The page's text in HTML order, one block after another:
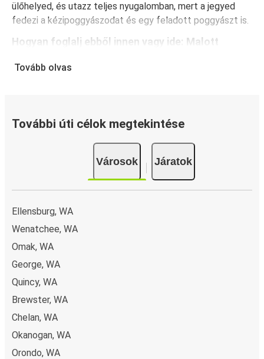
ülőhelyed, és utazz teljes nyugalomban, mert a jegyed
fedezi a kézipoggyászodat és egy feladott poggyászt is.
Hogyan foglalj ebből innen vagy ide: Malott
A jegyfoglalás a FlixBusnál gyerekjáték: a FlixBus App
közül választhatsz, mint például hitelkártya, Paypal,
Google és Apple Pay. Arra is lehetőség van, hogy a
fedélzeten vagy egy értékesítési ponton készpénzzel
Tovább olvas
További úti célok megtekintése
Városok Járatok
Ellensburg, WA
Wenatchee, WA
Omak, WA
George, WA
Quincy, WA
Brewster, WA
Chelan, WA
Okanogan, WA
Orondo, WA